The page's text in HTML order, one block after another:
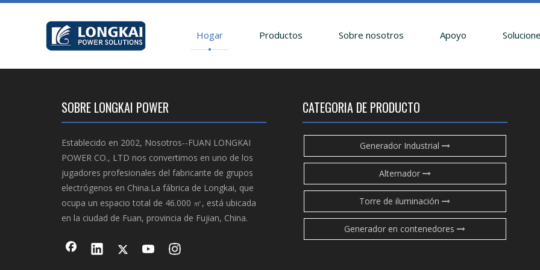
Hogar Productos Sobre nosotros Apoyo
SOBRE LONGKAI POWER
Establecido en 2002, Nosotros--FUAN LONGKAI
POWER CO., LTD nos convertimos en uno de los
jugadores profesionales del fabricante de grupos
electrógenos en China.La fábrica de Longkai, que
ocupa un espacio total de 46.000 ㎡, está ubicada
en la ciudad de Fuan, provincia de Fujian, China.
CATEGORIA DE PRODUCTO
Generador Industrial
Alternador
Torre de iluminación
Generador en contenedores